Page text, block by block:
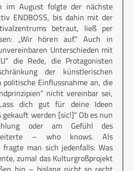
im August folgte der nächste
ENDBOSS, bis dahin mit der
betraut, ließ per
„Wir hören auf.“ Auch in
Unterschieden mit
die Rede, die Protagonisten
der künstlerischen
Einflussnahme an, die
nicht vereinbar sei,
dich gut für deine Ideen
werden [sic!]“ Ob es nun
oder am Gefühl des
– who knows. Als
fragte man sich jedenfalls: Was
zumal das Kulturgroßprojekt